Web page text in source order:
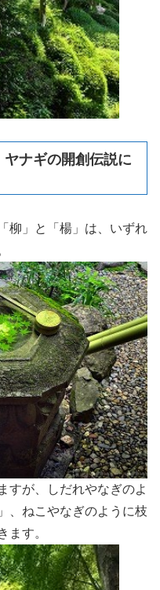
ナギの開創伝説に
柳」と「楊」は、いずれ
すが、しだれやなぎのよ
、ねこやなぎのように枝
ます。